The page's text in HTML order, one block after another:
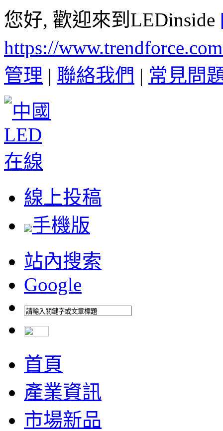
您好, 歡迎來到LEDinside
https://
管理 | 聯絡我們 | 常見問
線上投稿
手機版
站內搜索
Google
首頁
產業資訊
市場新品